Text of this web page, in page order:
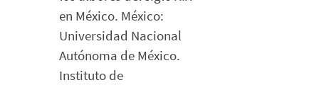
en México. México:
Universidad Nacional
Autónoma de México.
Instituto de